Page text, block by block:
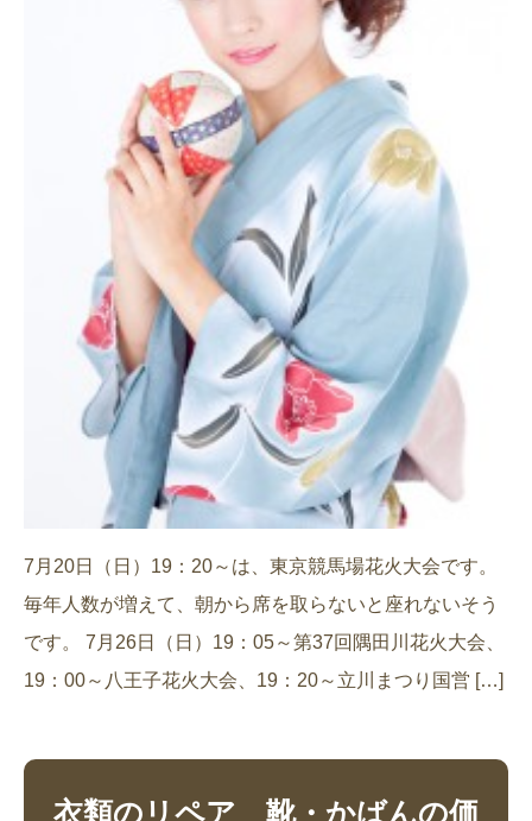
7月20日（日）19：20～は、東京競馬場花火大会です。
毎年人数が増えて、朝から席を取らないと座れないそう
です。 7月26日（日）19：05～第37回隅田川花火大会、
19：00～八王子花火大会、19：20～立川まつり国営 […]
衣類のリペア 靴・かばんの価